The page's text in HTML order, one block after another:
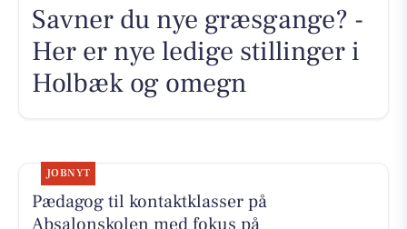
Savner du nye græsgange? -
Her er nye ledige stillinger i
Holbæk og omegn
JOBNYT
Pædagog til kontaktklasser på